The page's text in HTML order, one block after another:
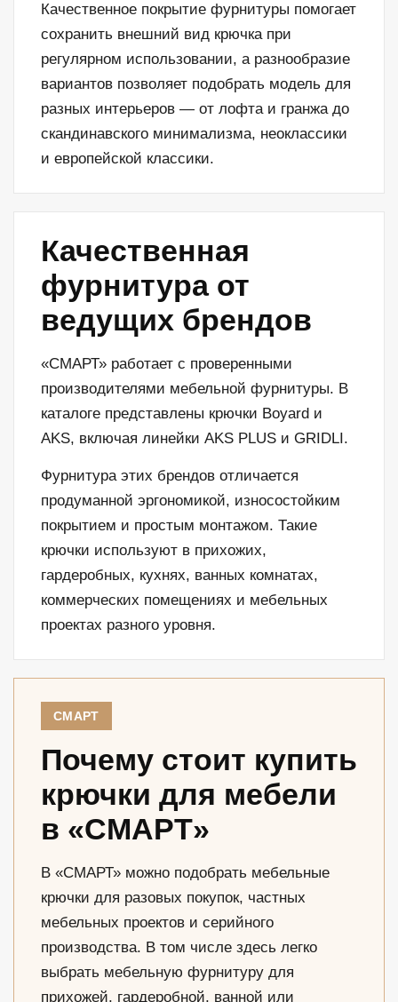
Качественное покрытие фурнитуры помогает
сохранить внешний вид крючка при
регулярном использовании, а разнообразие
вариантов позволяет подобрать модель для
разных интерьеров — от лофта и гранжа до
скандинавского минимализма, неоклассики
и европейской классики.
Качественная
фурнитура от
ведущих брендов
«СМАРТ» работает с проверенными
производителями мебельной фурнитуры. В
каталоге представлены крючки Boyard и
AKS, включая линейки AKS PLUS и GRIDLI.
Фурнитура этих брендов отличается
продуманной эргономикой, износостойким
покрытием и простым монтажом. Такие
крючки используют в прихожих,
гардеробных, кухнях, ванных комнатах,
коммерческих помещениях и мебельных
проектах разного уровня.
СМАРТ
Почему стоит купить
крючки для мебели
в «СМАРТ»
В «СМАРТ» можно подобрать мебельные
крючки для разовых покупок, частных
мебельных проектов и серийного
производства. В том числе здесь легко
выбрать мебельную фурнитуру для
прихожей, гардеробной, ванной или